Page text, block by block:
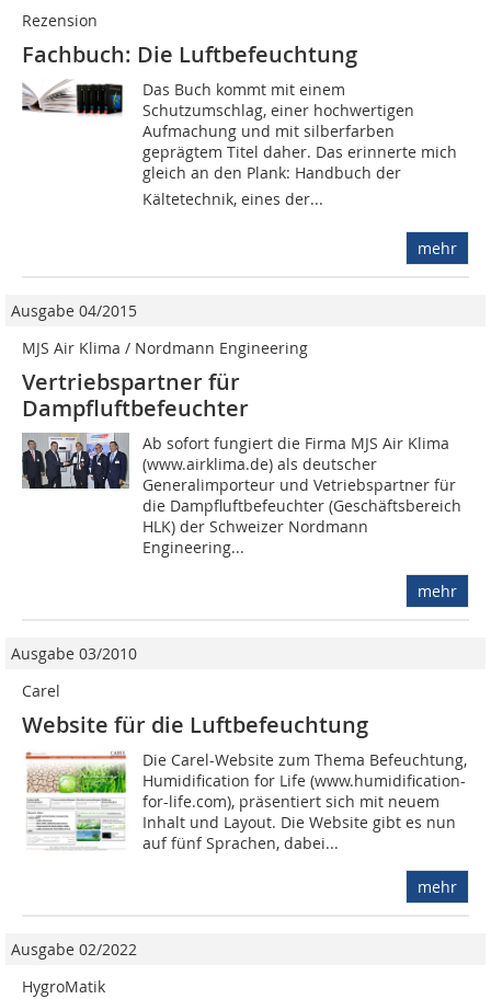
Rezension
Fachbuch: Die Luftbefeuchtung
Das Buch kommt mit einem
Schutzumschlag, einer hochwertigen
Aufmachung und mit silberfarben
geprägtem Titel daher. Das erinnerte mich
gleich an den Plank: Handbuch der
Kältetechnik, eines der...
mehr
Ausgabe 04/2015
MJS Air Klima / Nordmann Engineering
Vertriebspartner für
Dampfluftbefeuchter
Ab sofort fungiert die Firma MJS Air Klima
(www.airklima.de) als deutscher
Generalimporteur und Vetriebspartner für
die Dampfluftbefeuchter (Geschäftsbereich
HLK) der Schweizer Nordmann
Engineering...
mehr
Ausgabe 03/2010
Carel
Website für die Luftbefeuchtung
Die Carel-Website zum Thema Befeuchtung,
Humidification for Life (www.humidification-
for-life.com), präsentiert sich mit neuem
Inhalt und Layout. Die Website gibt es nun
auf fünf Sprachen, dabei...
mehr
Ausgabe 02/2022
HygroMatik